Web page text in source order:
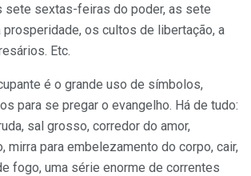
sete sextas-feiras do poder, as sete
os cultos de libertação, a
Etc.
é o grande uso de símbolos,
para se pregar o evangelho. Há de tudo:
sal grosso, corredor do amor,
mirra para embelezamento do corpo, cair,
fogo, uma série enorme de correntes